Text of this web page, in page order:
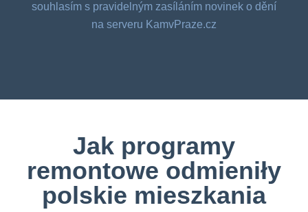
souhlasím s pravidelným zasíláním novinek o dění
na serveru KamvPraze.cz
Jak programy
remontowe odmieniły
polskie mieszkania